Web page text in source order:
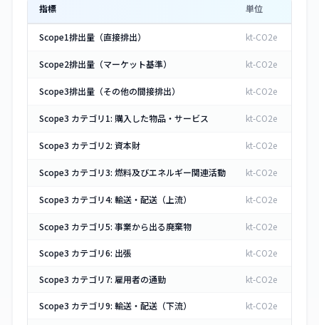
指標 単位
Scope1排出量（直接排出） kt-CO2e
Scope2排出量（マーケット基準） kt-CO2e
Scope3排出量（その他の間接排出） kt-CO2e
Scope3 カテゴリ1: 購入した物品・サービス kt-CO2e
Scope3 カテゴリ2: 資本財 kt-CO2e
Scope3 カテゴリ3: 燃料及びエネルギー関連活動 kt-CO2e
Scope3 カテゴリ4: 輸送・配送（上流） kt-CO2e
Scope3 カテゴリ5: 事業から出る廃棄物 kt-CO2e
Scope3 カテゴリ6: 出張 kt-CO2e
Scope3 カテゴリ7: 雇用者の通勤 kt-CO2e
Scope3 カテゴリ9: 輸送・配送（下流） kt-CO2e